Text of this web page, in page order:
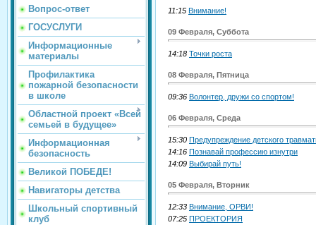
Вопрос-ответ
ГОСУСЛУГИ
Информационные
материалы
Профилактика
пожарной безопасности
в школе
Областной проект «Всей
семьей в будущее»
Информационная
безопасность
Великой ПОБЕДЕ!
Навигаторы детства
Школьный спортивный
клуб
11:15 Внимание!
09 Февраля, Суббота
14:18 Точки роста
08 Февраля, Пятница
09:36 Волонтер, дружи со спортом!
06 Февраля, Среда
15:30 Предупреждение детского
14:16 Познавай профессию изнутри
14:09 Выбирай путь!
05 Февраля, Вторник
12:33 Внимание, ОРВИ!
07:25 ПРОЕКТОРИЯ